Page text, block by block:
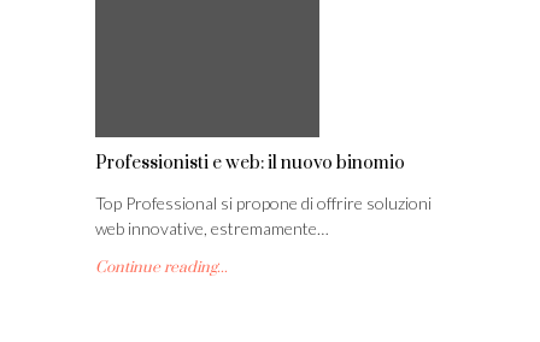
Professionisti e web: il nuovo binomio
Top Professional si propone di offrire soluzioni
web innovative, estremamente…
Continue reading...